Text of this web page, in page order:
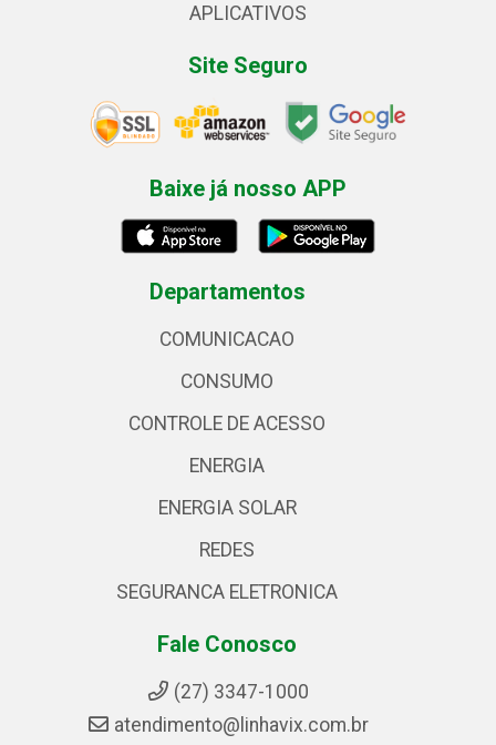
APLICATIVOS
Site Seguro
Baixe já nosso APP
Departamentos
COMUNICACAO
CONSUMO
CONTROLE DE ACESSO
ENERGIA
ENERGIA SOLAR
REDES
SEGURANCA ELETRONICA
Fale Conosco
(27) 3347-1000
atendimento@linhavix.com.br